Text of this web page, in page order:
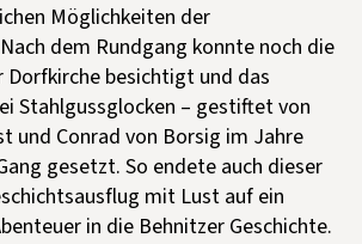
Möglichkeiten der
dem Rundgang konnte noch die
Dorfkirche besichtigt und das
Stahlgussglocken – gestiftet von
und Conrad von Borsig im Jahre
gesetzt. So endete auch dieser
mit Lust auf ein
in die Behnitzer Geschichte.